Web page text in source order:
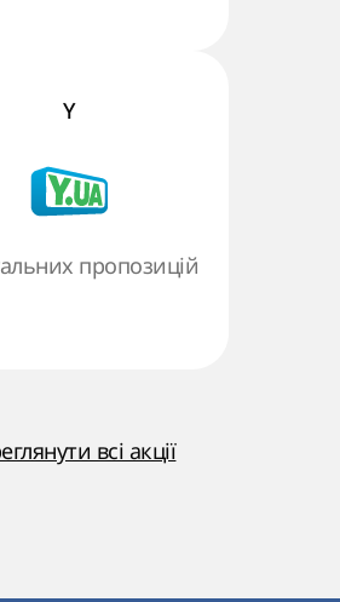
Y
пропозицій
всі акції